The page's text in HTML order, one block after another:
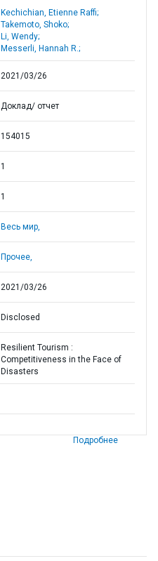
Kechichian, Etienne Raffi;
Takemoto, Shoko;
Li, Wendy;
Messerli, Hannah R.;
2021/03/26
Доклад/ отчет
154015
1
1
Весь мир,
Прочее,
2021/03/26
Disclosed
Resilient Tourism :
Competitiveness in the Face of
Disasters
Подробнее